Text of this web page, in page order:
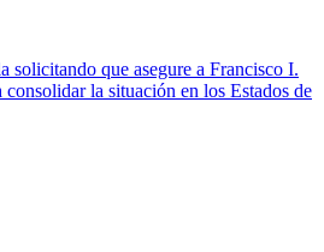
solicitando que asegure a Francisco I.
la situación en los Estados de